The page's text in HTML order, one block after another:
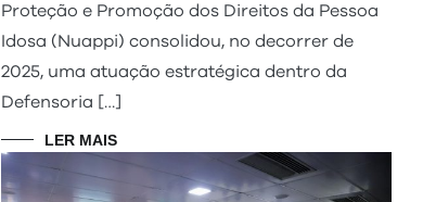
Proteção e Promoção dos Direitos da Pessoa
Idosa (Nuappi) consolidou, no decorrer de
2025, uma atuação estratégica dentro da
Defensoria […]
LER MAIS